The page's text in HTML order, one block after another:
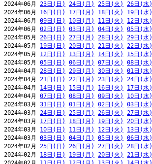
2024年06月 23日(日) 24日(月) 25日(火) 26日(水)
2024年06月 16日(日) 17日(月) 18日(火) 19日(水)
2024年06月 09日(日) 10日(月) 11日(火) 12日(水)
2024年06月 02日(日) 03日(月) 04日(火) 05日(水)
2024年05月 26日(日) 27日(月) 28日(火) 29日(水)
2024年05月 19日(日) 20日(月) 21日(火) 22日(水)
2024年05月 12日(日) 13日(月) 14日(火) 15日(水)
2024年05月 05日(日) 06日(月) 07日(火) 08日(水)
2024年04月 28日(日) 29日(月) 30日(火) 01日(水)
2024年04月 21日(日) 22日(月) 23日(火) 24日(水)
2024年04月 14日(日) 15日(月) 16日(火) 17日(水)
2024年04月 07日(日) 08日(月) 09日(火) 10日(水)
2024年03月 31日(日) 01日(月) 02日(火) 03日(水)
2024年03月 24日(日) 25日(月) 26日(火) 27日(水)
2024年03月 17日(日) 18日(月) 19日(火) 20日(水)
2024年03月 10日(日) 11日(月) 12日(火) 13日(水)
2024年03月 03日(日) 04日(月) 05日(火) 06日(水)
2024年02月 25日(日) 26日(月) 27日(火) 28日(水)
2024年02月 18日(日) 19日(月) 20日(火) 21日(水)